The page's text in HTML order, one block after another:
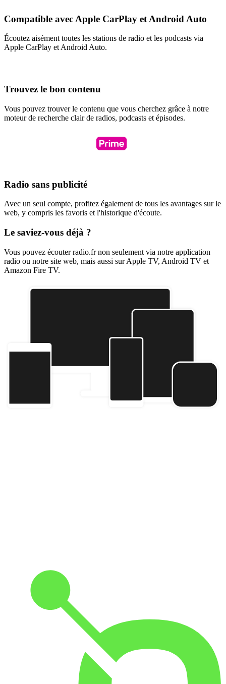
Compatible avec Apple CarPlay et Android Auto
Écoutez aisément toutes les stations de radio et les podcasts via
Apple CarPlay et Android Auto.
Trouvez le bon contenu
Vous pouvez trouver le contenu que vous cherchez grâce à notre
moteur de recherche clair de radios, podcasts et épisodes.
Radio sans publicité
Avec un seul compte, profitez également de tous les avantages sur le
web, y compris les favoris et l'historique d'écoute.
Le saviez-vous déjà ?
Vous pouvez écouter radio.fr non seulement via notre application
radio ou notre site web, mais aussi sur Apple TV, Android TV et
Amazon Fire TV.